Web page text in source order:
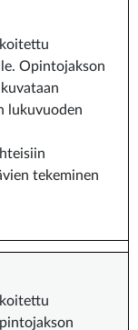
Opintojakson
lukuvuoden
tekeminen